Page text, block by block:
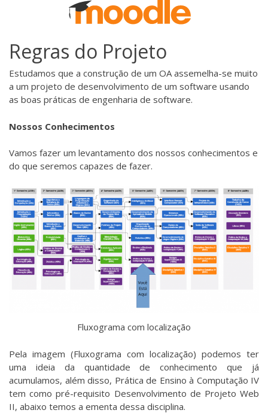
Regras do Projeto
Estudamos que a construção de um OA assemelha-se muito
a um projeto de desenvolvimento de um software usando
as boas práticas de engenharia de software.
Nossos Conhecimentos
Vamos fazer um levantamento dos nossos conhecimentos e
do que seremos capazes de fazer.
Fluxograma com localização
Pela imagem (Fluxograma com localização) podemos ter
uma ideia da quantidade de conhecimento que já
acumulamos, além disso, Prática de Ensino à Computação IV
tem como pré-requisito Desenvolvimento de Projeto Web
II, abaixo temos a ementa dessa disciplina.